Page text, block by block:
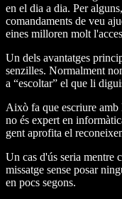
en el dia a dia. Per
comandaments de veu
eines milloren molt
Un dels avantatges
senzilles. Normalment
a “escoltar” el que li
Això fa que escriure
no és expert en
gent aprofita el
Un cas d'ús seria mentre
missatge sense posar
en pocs segons.